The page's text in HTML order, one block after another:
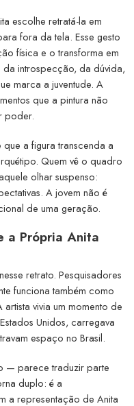
escolhe retratá-la em
fora da tela. Esse gesto
física e o transforma em
da introspecção, da dúvida,
marca a juventude. A
que a pintura não
poder.
a figura transcenda a
Quem vê o quadro
olhar suspenso:
A jovem não é
de uma geração.
a Própria Anita
retrato. Pesquisadores
funciona também como
vivia um momento de
Unidos, carregava
espaço no Brasil.
— parece traduzir parte
duplo: é a
a representação de Anita